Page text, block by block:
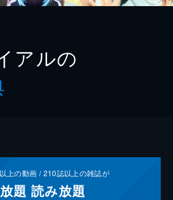
アルの
上の動画 /210誌以上の雑誌が
題 読み放題